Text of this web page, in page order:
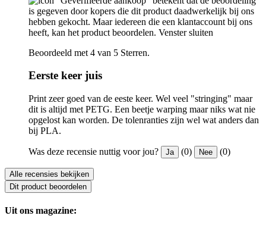
is gegeven door kopers die dit product daadwerkelijk bij ons
hebben gekocht. Maar iedereen die een klantaccount bij ons
heeft, kan het product beoordelen. Venster sluiten
Beoordeeld met 4 van 5 Sterren.
Eerste keer juis
Print zeer goed van de eeste keer. Wel veel "stringing" maar
dit is altijd met PETG. Een beetje warping maar niks wat nie
opgelost kan worden. De tolenranties zijn wel wat anders dan
bij PLA.
Was deze recensie nuttig voor jou? Ja (0) Nee (0)
Alle recensies bekijken
Dit product beoordelen
Uit ons magazine: